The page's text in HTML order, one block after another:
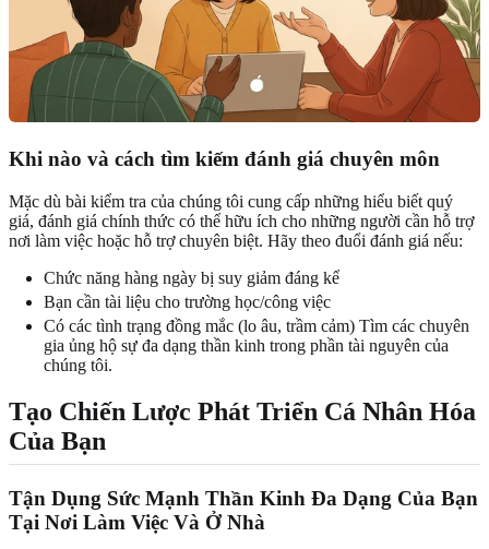
Khi nào và cách tìm kiếm đánh giá chuyên môn
Mặc dù bài kiểm tra của chúng tôi cung cấp những hiểu biết quý
giá, đánh giá chính thức có thể hữu ích cho những người cần hỗ trợ
nơi làm việc hoặc hỗ trợ chuyên biệt. Hãy theo đuổi đánh giá nếu:
Chức năng hàng ngày bị suy giảm đáng kể
Bạn cần tài liệu cho trường học/công việc
Có các tình trạng đồng mắc (lo âu, trầm cảm) Tìm các chuyên
gia ủng hộ sự đa dạng thần kinh trong phần tài nguyên của
chúng tôi.
Tạo Chiến Lược Phát Triển Cá Nhân Hóa
Của Bạn
Tận Dụng Sức Mạnh Thần Kinh Đa Dạng Của Bạn
Tại Nơi Làm Việc Và Ở Nhà